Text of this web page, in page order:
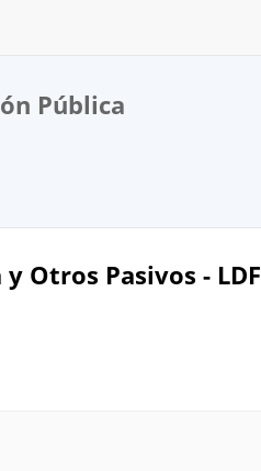
Pública
Otros Pasivos - LDF